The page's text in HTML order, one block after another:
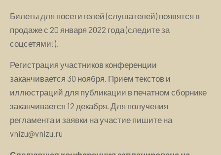
Билеты для посетителей (слушателей) появятся в
продаже с 20 января 2022 года (следите за
соцсетями!).
Регистрация участников конференции
заканчивается 30 ноября. Прием текстов и
иллюстраций для публикации в печатном сборнике
заканчивается 12 декабря. Для получения
регламента и заявки на участие пишите на
vnizu@vnizu.ru